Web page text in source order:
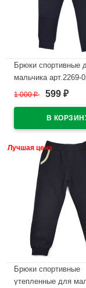
Брюки спортивные
мальчика арт.2269-
30/122-36/140
1 000₽ 599 ₽
Лучшая цена
Брюки спортивные
утепленные для